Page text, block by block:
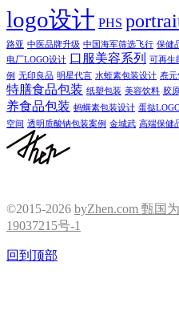
logo设计 PHS
路亚 中医品牌升级 中国海军筛选飞行 保健
电厂LOGO设计 口服美容系列 可再生
例 无印良品 明星代言 水蛭素包装设计 焘元
特膳食品包装 纸塑包装 美容饮料 胶
养食品包装 蚂蟥素包装设计 蛋挞
空间 透明质酸钠包装案例 金城武 高端保健
©2015-2026 byZhen.com 甄国
19037215号-1
回到顶部